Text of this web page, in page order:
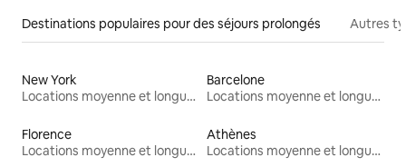
Destinations populaires pour des séjours prolongés Autres
New York
Locations moyenne et longue durée
Barcelone
Locations moyenne et longue durée
Florence
Locations moyenne et longue durée
Athènes
Locations moyenne et longue durée